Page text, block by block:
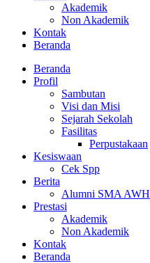
Akademik
Non Akademik
Kontak
Beranda
Beranda
Profil
Sambutan
Visi dan Misi
Sejarah Sekolah
Fasilitas
Perpustakaan
Kesiswaan
Cek Spp
Berita
Alumni SMA AWH
Prestasi
Akademik
Non Akademik
Kontak
Beranda